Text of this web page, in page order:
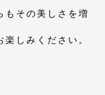
もその美しさを増
しみください。